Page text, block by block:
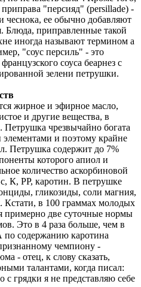
"персияд" (persillade) -
чеснока, ее обычно добавляют
Блюда, приправленные такой
иногда называют термином а
"соус персиль" - это
соуса беарнез с
зелени петрушки.
жирное и эфирное масло,
и другие вещества, в
чрезвычайно богата
и поэтому крайне
Петрушка содержит до 7%
которого апиол и
количество аскорбиновой
К, РР, каротин. В петрушке
гликозиды, соли магния,
Кстати, в 100 граммах молодых
примерно две суточные нормы
Это в 4 раза больше, чем в
по содержанию каротина
чемпиону -
- отец, к слову сказать,
талантами, когда писал:
грядки я не представляю себе